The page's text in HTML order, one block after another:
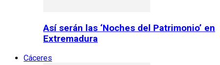
Así serán las ‘Noches del Patrimonio’ en
Extremadura
Cáceres